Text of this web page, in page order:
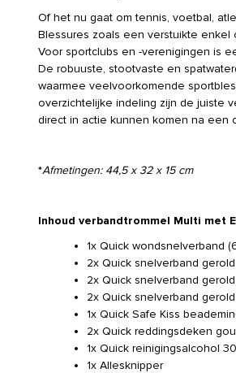
Of het nu gaat om tennis, voetbal,
Blessures zoals een verstuikte
Voor sportclubs en -verenigingen is
De robuuste, stootvaste en
waarmee veelvoorkomende
overzichtelijke indeling zijn de juiste
direct in actie kunnen komen na een
*Afmetingen: 44,5 x 32 x 15 cm
Inhoud verbandtrommel Multi met
1x Quick wondsnelverband
2x Quick snelverband
2x Quick snelverband
2x Quick snelverband
1x Quick Safe Kiss
2x Quick reddingsdeken
1x Quick reinigingsalcohol
1x Allesknipper